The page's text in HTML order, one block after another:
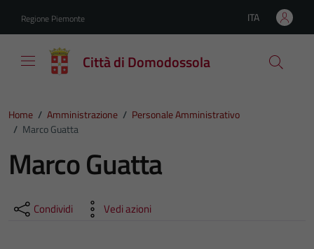
Regione Piemonte Lingua attiva:
ITA
Città di Domodossola
Home / Amministrazione / Personale Amministrativo
/ Marco Guatta
Marco Guatta
Condividi Vedi azioni